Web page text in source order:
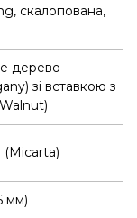
скалопована,
дерево
зі вставкою з
(Micarta)
мм)